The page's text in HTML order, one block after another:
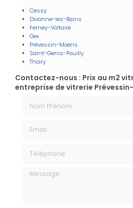
Cessy
Divonne-les-Bains
Ferney-Voltaire
Gex
Prévessin-Moëns
Saint-Genis-Pouilly
Thoiry
Contactez-nous : Prix au m2
entreprise de vitrerie
Message